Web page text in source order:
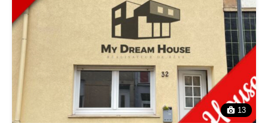
13